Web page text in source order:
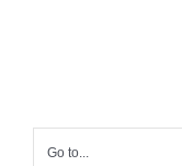
Go to...